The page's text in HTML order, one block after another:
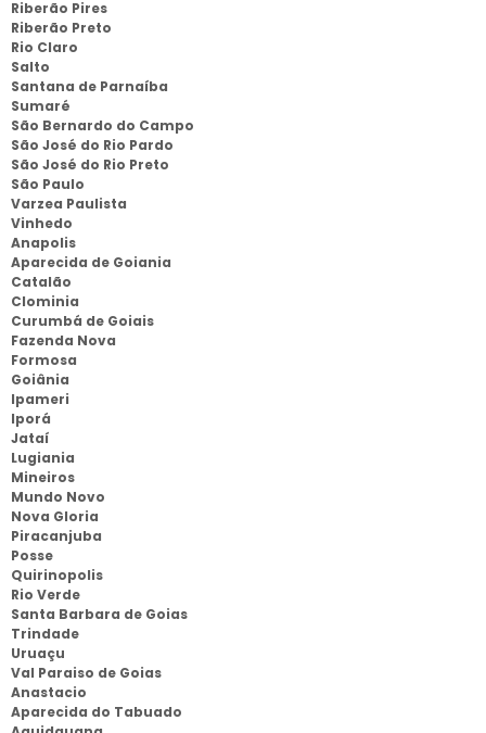
Riberão Pires
Riberão Preto
Rio Claro
Salto
Santana de Parnaíba
Sumaré
São Bernardo do Campo
São José do Rio Pardo
São José do Rio Preto
São Paulo
Varzea Paulista
Vinhedo
Anapolis
Aparecida de Goiania
Catalão
Clominia
Curumbá de Goiais
Fazenda Nova
Formosa
Goiânia
Ipameri
Iporá
Jataí
Lugiania
Mineiros
Mundo Novo
Nova Gloria
Piracanjuba
Posse
Quirinopolis
Rio Verde
Santa Barbara de Goias
Trindade
Uruaçu
Val Paraiso de Goias
Anastacio
Aparecida do Tabuado